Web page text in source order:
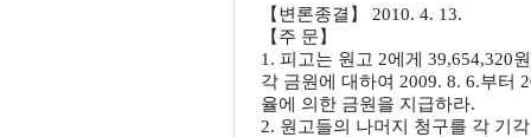
【변론종결】 2010. 4. 13.
【주 문】
1. 피고는 원고 2에게 39,654,320
각 금원에 대하여 2009. 8. 6.부터
율에 의한 금원을 지급하라.
2. 원고들의 나머지 청구를 각 기